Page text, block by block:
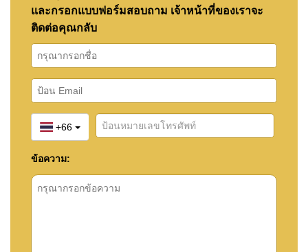
และกรอกแบบฟอร์มสอบถาม เจ้าหน้าที่ของเราจะ
ติดต่อคุณกลับ
+66
ข้อความ: